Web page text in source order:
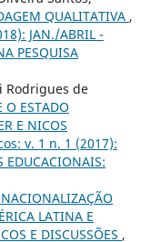
QUALITATIVA ,
JAN./ABRIL -
PESQUISA
Rodrigues de
O ESTADO
E NICOS
v. 1 n. 1 (2017):
EDUCACIONAIS:
LATINA E
E DISCUSSÕES ,